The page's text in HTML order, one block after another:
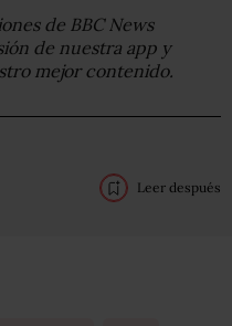
de BBC News
de nuestra app y
mejor contenido.
Leer después